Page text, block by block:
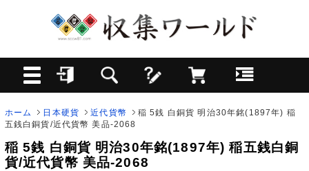
ホーム 日本硬貨 近代貨幣
稲 5銭 白銅貨 明治30年銘(1897年) 稲
五銭白銅貨/近代貨幣 美品-2068
稲 5銭 白銅貨 明治30年銘(1897年) 稲五銭白銅
貨/近代貨幣 美品-2068